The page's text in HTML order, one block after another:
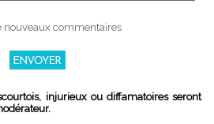
nouveaux commentaires
injurieux ou diffamatoires seront